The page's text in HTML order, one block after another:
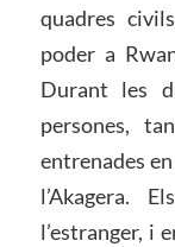
quadres
poder a
Durant les
persones,
entrenades
l’Akagera.
l’estranger, i